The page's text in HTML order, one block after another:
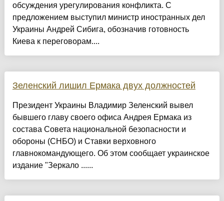
обсуждения урегулирования конфликта. С
предложением выступил министр иностранных дел
Украины Андрей Сибига, обозначив готовность
Киева к переговорам....
Зеленский лишил Ермака двух должностей
Президент Украины Владимир Зеленский вывел
бывшего главу своего офиса Андрея Ермака из
состава Совета национальной безопасности и
обороны (СНБО) и Ставки верховного
главнокомандующего. Об этом сообщает украинское
издание "Зеркало ......